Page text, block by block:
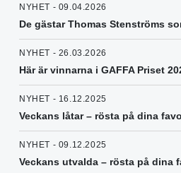
NYHET - 09.04.2026
De gästar Thomas Stenströms
NYHET - 26.03.2026
Här är vinnarna i GAFFA Priset
NYHET - 16.12.2025
Veckans låtar – rösta på dina
NYHET - 09.12.2025
Veckans utvalda – rösta på dina